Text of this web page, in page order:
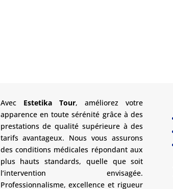
Avec Estetika Tour, améliorez votre
apparence en toute sérénité grâce à des
prestations de qualité supérieure à des
tarifs avantageux. Nous vous assurons
des conditions médicales répondant aux
plus hauts standards, quelle que soit
l’intervention envisagée.
Professionnalisme, excellence et rigueur